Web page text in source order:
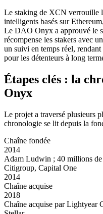
Le staking de XCN verrouille
intelligents basés sur
Le DAO Onyx a approuvé le
récompense les stakers avec
un suivi en temps réel,
pour les détenteurs à long
Étapes clés : la
Onyx
Le projet a traversé plusieurs
chronologie se lit depuis la
Chaîne fondée
2014
Adam Ludwin ; 40 millions de
Citigroup, Capital One
2014
Chaîne acquise
2018
Chaîne acquise par Lightyear